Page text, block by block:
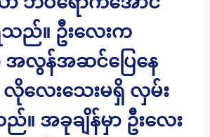
သည်။ ဦးလေးက
ာ အလွန်အဆင်ပြေနေ
လေးသေးမရှိ လှမ်း
အခုချိန်မှာ ဦးလေး